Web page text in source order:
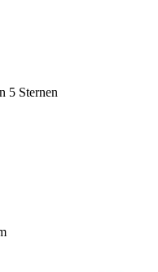
5 Sternen